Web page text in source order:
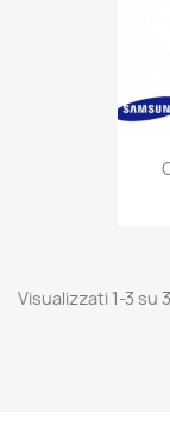
Visualizzati 1-3 su